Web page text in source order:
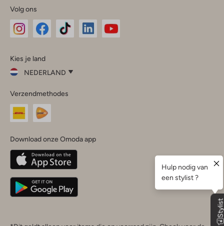
Volg ons
InstagramFacebook
Kies je land
NEDERLAND
je
land
Nederland
Belgique(Français)
Deutschland
Verzendmethodes
Download onze Omoda app